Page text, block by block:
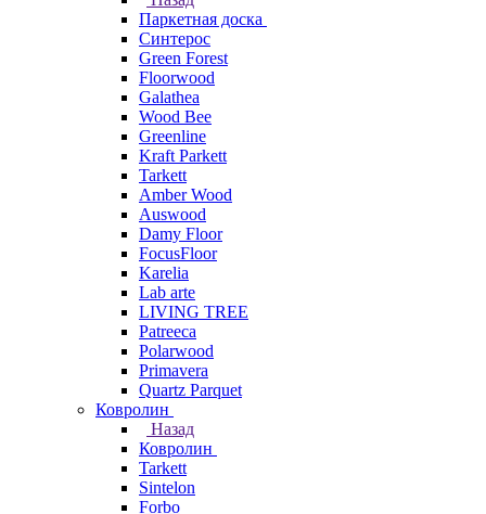
Паркетная доска
Синтерос
Green Forest
Floorwood
Galathea
Wood Bee
Greenline
Kraft Parkett
Tarkett
Amber Wood
Auswood
Damy Floor
FocusFloor
Karelia
Lab arte
LIVING TREE
Patreeca
Polarwood
Primavera
Quartz Parquet
Ковролин
Назад
Ковролин
Tarkett
Sintelon
Forbo